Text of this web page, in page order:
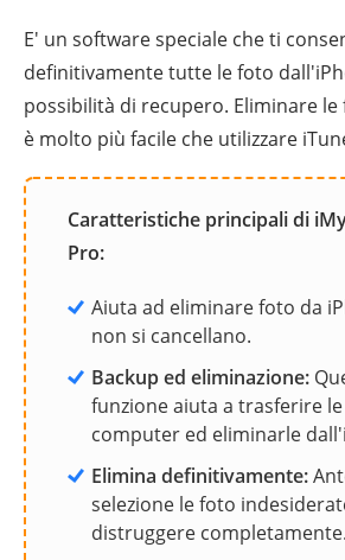
E' un software speciale che ti
definitivamente tutte le foto
possibilità di recupero. Eliminare
è molto più facile che utilizzare
Caratteristiche principali di
Pro:
Aiuta ad eliminare foto da
non si cancellano.
Backup ed eliminazione:
funzione aiuta a trasferire
computer ed eliminarle
Elimina definitivamente:
selezione le foto
distruggere completamente.